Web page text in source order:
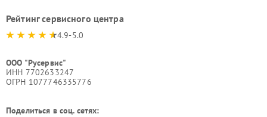
Рейтинг сервисного центра
4.9-5.0
ООО "Русервис"
ИНН 7702633247
ОГРН 1077746335776
Поделиться в соц. сетях: